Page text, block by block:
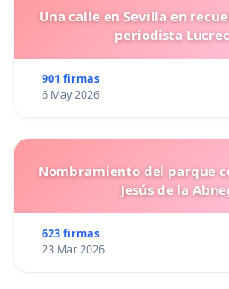
Una calle en Sevilla en
periodista
901 firmas
6 May 2026
Nombramiento del parque
Jesús de la
623 firmas
23 Mar 2026